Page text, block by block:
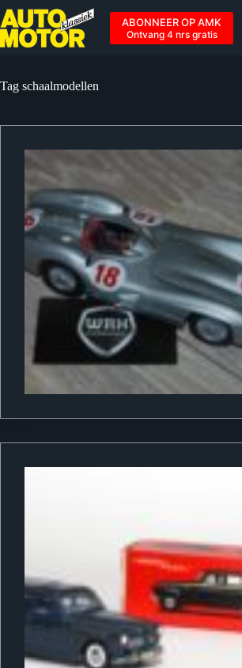
Ga
naar
de
inhoud
ABONNEER OP AMK
Ontvang 4 nrs gratis
Tag schaalmodellen